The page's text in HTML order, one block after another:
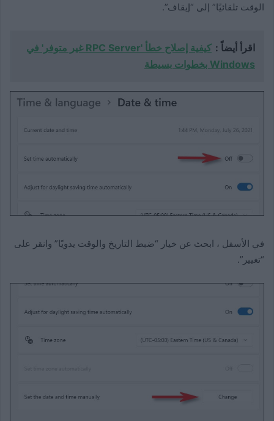
الوقت تلقائيًا” إلى “إيقاف”.
اقرأ أيضاً :
كيفية إصلاح خطأ 'RPC Server غير متوفر' في
Windows بخطوات بسيطة
في الأسفل ، ابحث عن خيار “ضبط التاريخ والوقت يدويًا” وانقر على
“تغيير”.